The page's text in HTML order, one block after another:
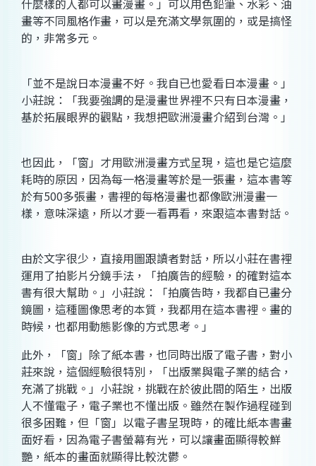
什麼樣的人都可以畫漫畫。」可以用色鉛筆、水彩、油
畫等不同風格作畫，可以是充滿文學氛圍的，或是搞怪
的，非常多元。
「並不是說日本漫畫不好。我自已也愛看日本漫畫。」
小莊說：「我要強調的是漫畫世界裡不只有日本漫畫，
基於拓展眼界的觀點，我想把歐洲漫畫介紹到台灣。」
也因此，「窗」才用歐洲漫畫方式呈現，這也是它這麼
耗時的原因，因為每一格漫畫等於是一張畫，這本書等
於有500多張畫，書裡的每格漫畫也都像歐洲漫畫一
樣，意味深遠，所以才要一看再看，來跟這本書對話。
由於文字很少，直接用圖跟讀者對話，所以小莊在書裡
運用了拍影片分鏡手法，「拍廣告的經驗，的確對這本
書有很大幫助。」小莊說：「拍廣告時，我都自已畫分
鏡圖，這種圖像思考的本質，我都用在這本書裡。畫的
時候，也都用動態影像的方式思考。」
此外，「窗」除了紙本書，也同時出版了電子書，對小
莊來說，這個經驗很特別，「出版業與電子業的結合，
充滿了挑戰。」小莊說，挑戰在於彼此間的陌生，出版
人不懂電子，電子業也不懂出版。雖然在製作過程碰到
很多困難，但「窗」以電子書呈現時，的確比紙本書畫
面好看，因為電子書螢幕有光，可以讓畫面顯得較鮮
艷，紙本的畫面就顯得比較沈鬱。